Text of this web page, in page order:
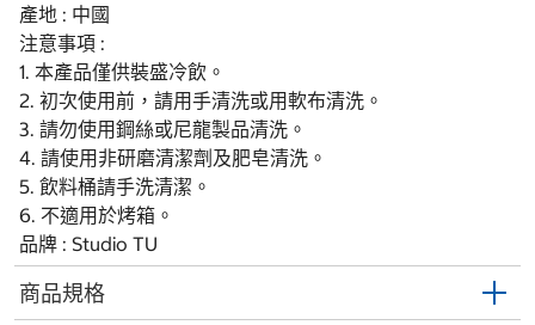
產地 : 中國
注意事項 :
1. 本產品僅供裝盛冷飲。
2. 初次使用前，請用手清洗或用軟布清洗。
3. 請勿使用鋼絲或尼龍製品清洗。
4. 請使用非研磨清潔劑及肥皂清洗。
5. 飲料桶請手洗清潔。
6. 不適用於烤箱。
品牌 : Studio TU
商品規格